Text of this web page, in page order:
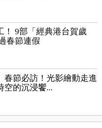
！ 9部「經典港台賀歲
春節連假
春節必訪！光影繪動走進
空的沉浸饗...